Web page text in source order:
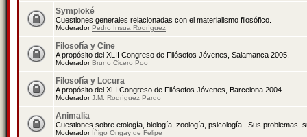
Symploké
Cuestiones generales relacionadas con el materialismo filosófico.
ModeradorPedro Insua Rodríguez
Filosofía y Cine
A propósito del XLII Congreso de Filósofos Jóvenes, Salamanca 2005.
ModeradorBruno Cicero Poo
Filosofía y Locura
A propósito del XLI Congreso de Filósofos Jóvenes, Barcelona 2004.
ModeradorJ.M. Rodríguez Pardo
Animalia
Cuestiones sobre etología, biología, zoología, psicología...Sus problemas,
Moderador Íñigo Ongay de Felipe